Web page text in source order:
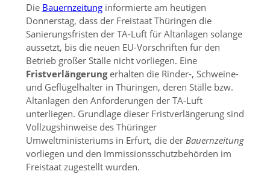
Die Bauernzeitunginformierte am heutigen
Donnerstag, dass der Freistaat Thüringen die
Sanierungsfristen der TA-Luft für Altanlagen solange
aussetzt, bis die neuen EU-Vorschriften für den
Betrieb großer Ställe nicht vorliegen. Eine
Fristverlängerung erhalten die Rinder-, Schweine-
und Geflügelhalter in Thüringen, deren Ställe bzw.
Altanlagen den Anforderungen der TA-Luft
unterliegen. Grundlage dieser Fristverlängerung sind
Vollzugshinweise des Thüringer
Umweltministeriums in Erfurt, die der Bauernzeitung
vorliegen und den Immissionsschutzbehörden im
Freistaat zugestellt wurden.